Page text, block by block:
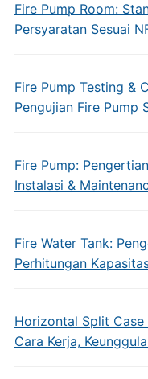
Fire Pump Room:
Persyaratan Sesuai
Fire Pump Testing &
Pengujian Fire Pump
Fire Pump:
Instalasi &
Fire Water Tank:
Perhitungan
Horizontal Split Case
Cara Kerja,